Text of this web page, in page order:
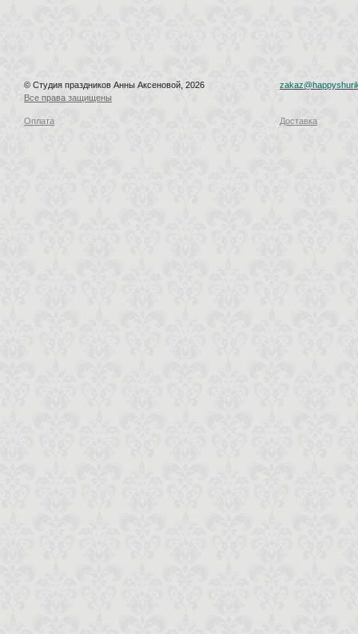
© Студия праздников Анны Аксеновой, 2026
Все права защищены
Оплата Доставка